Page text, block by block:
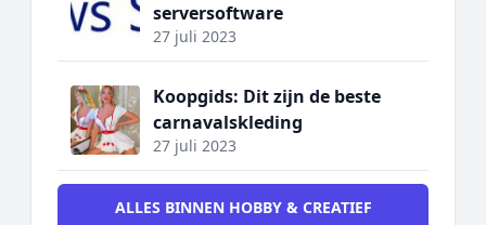
serversoftware
27 juli 2023
Koopgids: Dit zijn de beste
carnavalskleding
27 juli 2023
ALLES BINNEN HOBBY & CREATIEF